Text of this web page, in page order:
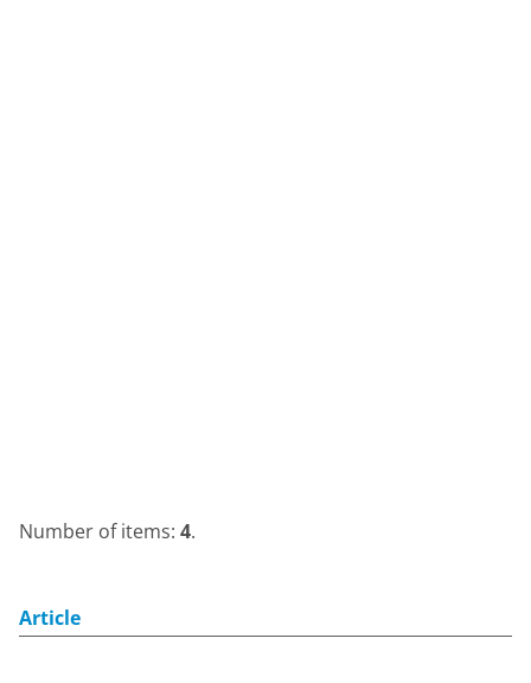
Number of items: 4.
Article